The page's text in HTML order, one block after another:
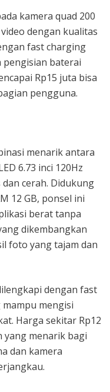
kamera quad 200
dengan kualitas
fast charging
pengisian baterai
Rp15 juta bisa
pengguna.
menarik antara
6.73 inci 120Hz
cerah. Didukung
12 GB, ponsel ini
berat tanpa
dikembangkan
foto yang tajam dan
dengan fast
mengisi
Harga sekitar Rp12
yang menarik bagi
dan kamera